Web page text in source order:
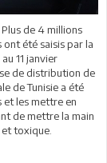
de 4 millions
ont été saisis par la
11 janvier
de distribution de
de Tunisie a été
les mettre en
de mettre la main
toxique.